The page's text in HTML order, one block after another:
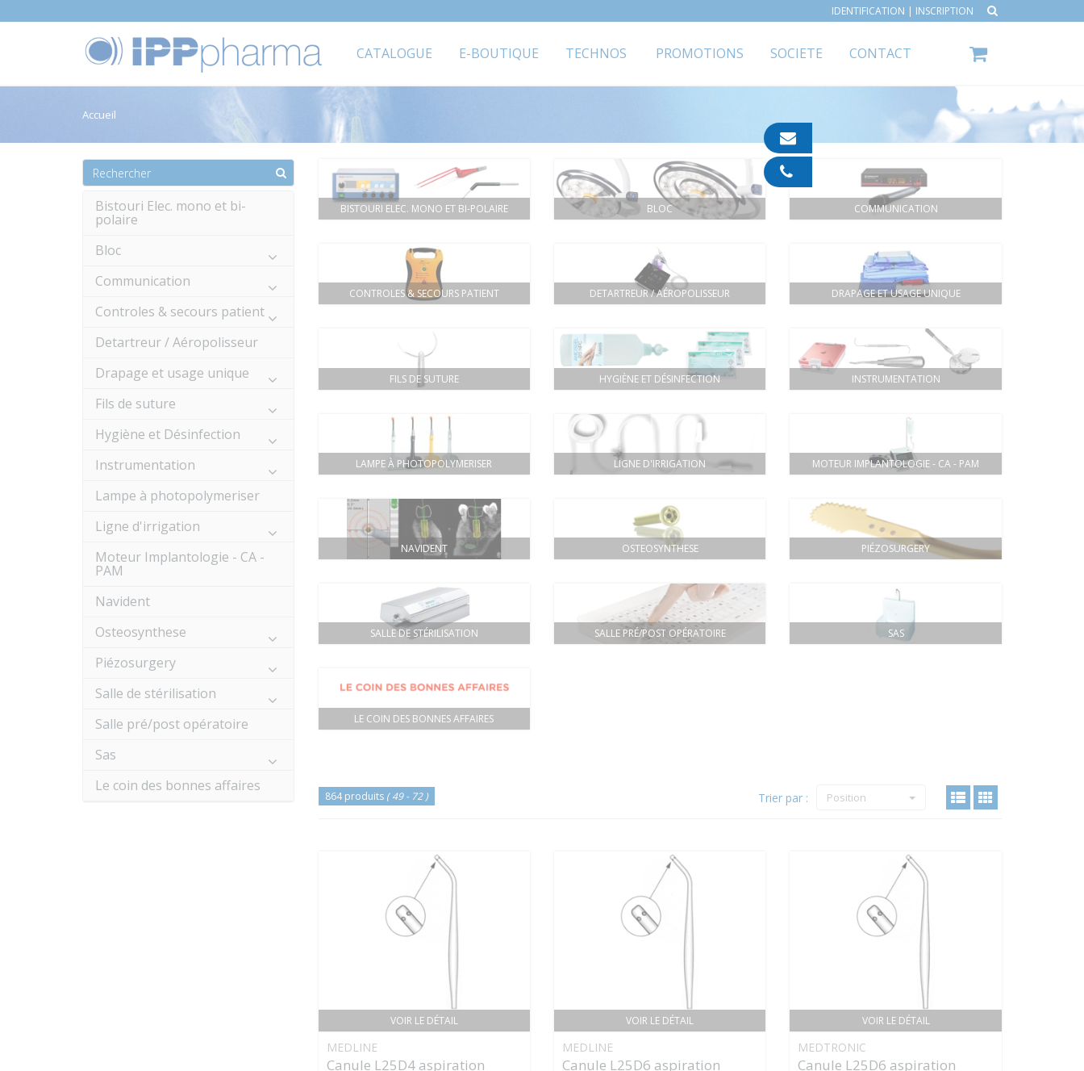
IDENTIFICATION | INSCRIPTION
CATALOGUE E-BOUTIQUE TECHNOS PROMOTIONS SOCIETE CONTACT
Accueil
Bistouri Elec. mono et bi-
polaire
Bloc
Communication
Controles & secours patient
Detartreur / Aéropolisseur
Drapage et usage unique
Fils de suture
Hygiène et Désinfection
Instrumentation
Lampe à photopolymeriser
Ligne d'irrigation
Moteur Implantologie - CA -
PAM
Navident
Osteosynthese
Piézosurgery
Salle de stérilisation
Salle pré/post opératoire
Sas
Le coin des bonnes affaires
BISTOURI ELEC. MONO ET BI-POLAIRE BLOC COMMUNICATION
CONTROLES & SECOURS PATIENT DETARTREUR / AÉROPOLISSEUR DRAPAGE ET USAGE UNIQUE
FILS DE SUTURE HYGIÈNE ET DÉSINFECTION INSTRUMENTATION
LAMPE À PHOTOPOLYMERISER LIGNE D'IRRIGATION MOTEUR IMPLANTOLOGIE - CA - PAM
NAVIDENT OSTEOSYNTHESE PIÉZOSURGERY
SALLE DE STÉRILISATION SALLE PRÉ/POST OPÉRATOIRE SAS
LE COIN DES BONNES AFFAIRES
864 produits ( 49 - 72 ) Trier par : Position
VOIR LE DÉTAIL
MEDLINE
Canule L25D4 aspiration
VOIR LE DÉTAIL
MEDLINE
Canule L25D6 aspiration
VOIR LE DÉTAIL
MEDTRONIC
Canule L25D6 aspiration
pharma.com
91
05